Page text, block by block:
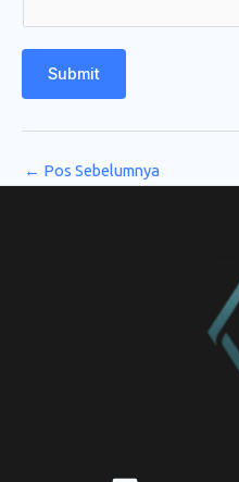
Submit
← Pos Sebelumnya